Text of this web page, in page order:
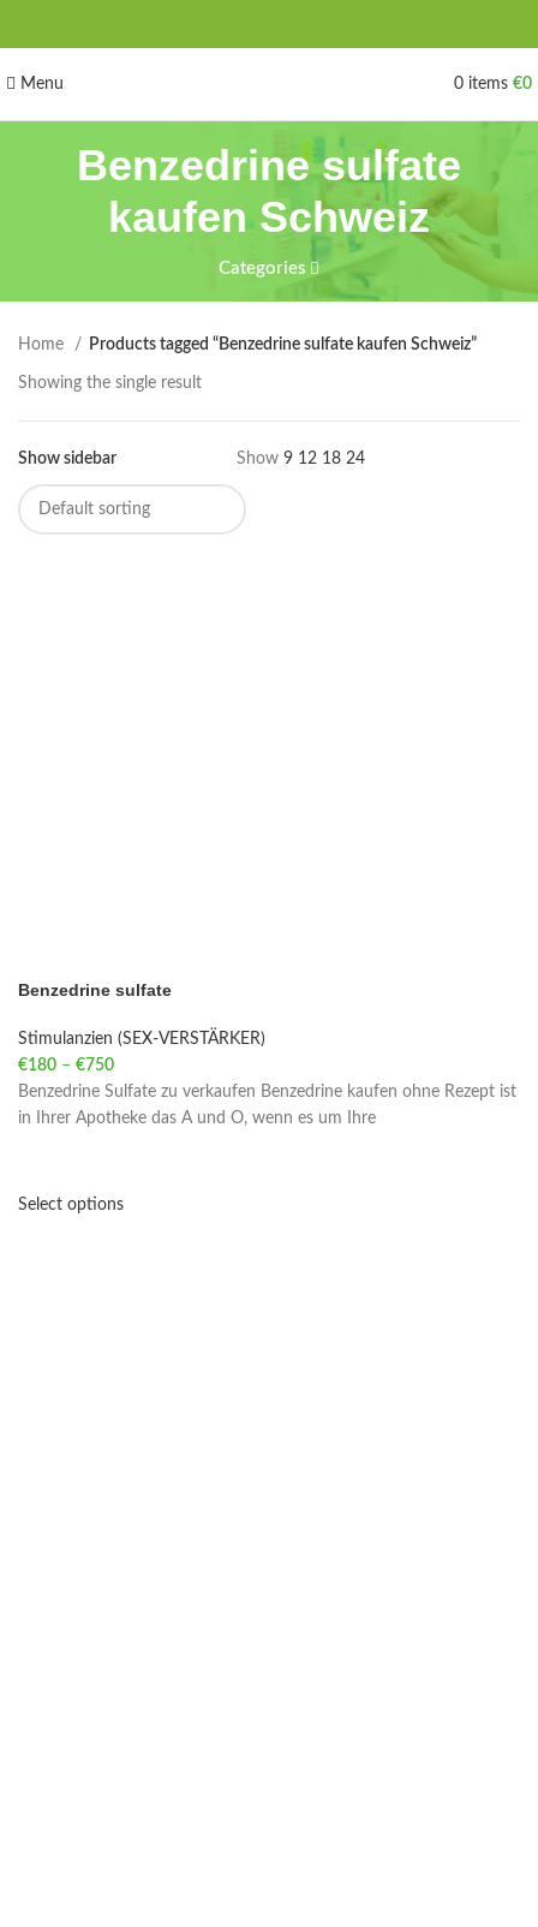
Menu 0 items €0
Benzedrine sulfate
kaufen Schweiz
Categories
Home Products tagged “Benzedrine sulfate kaufen Schweiz”
Showing the single result
Show sidebar Show 9 12 18 24
Benzedrine sulfate
Stimulanzien (SEX-VERSTÄRKER)
€180 – €750
Benzedrine Sulfate zu verkaufen Benzedrine kaufen ohne Rezept ist
in Ihrer Apotheke das A und O, wenn es um Ihre
Select options